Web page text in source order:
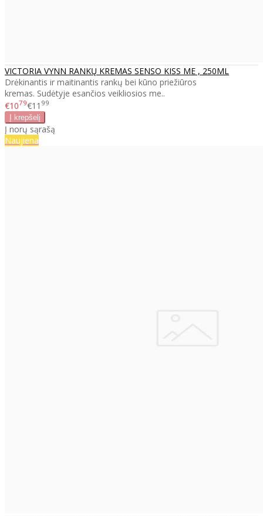
VICTORIA VYNN RANKŲ KREMAS SENSO KISS ME , 250ML
Drėkinantis ir maitinantis rankų bei kūno priežiūros
kremas. Sudėtyje esančios veikliosios me..
€1079€11 99
Į norų sąrašą
Naujiena